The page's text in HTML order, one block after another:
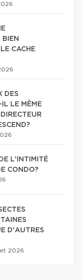
BIEN
CACHE
DES
IL LE MÊME
L'INTIMITÉ
CONDO?
D'AUTRES
2026